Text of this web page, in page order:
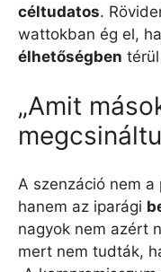
céltudatos.
wattokban ég el,
élhetőségben
„Amit
A szenzáció nem a
hanem az iparági
nagyok nem azért
mert nem tudták,